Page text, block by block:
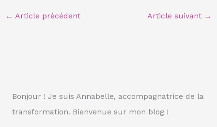
← Article précédent Article suivant →
Bonjour ! Je suis Annabelle, accompagnatrice de la
transformation. Bienvenue sur mon blog !